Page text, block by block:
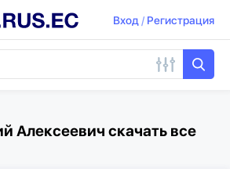
Вход/ Регистрация
Алексеевич скачать все